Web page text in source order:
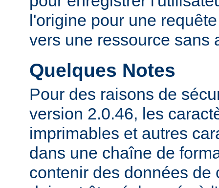
l'origine pour une
vers une ressource sans
Quelques Notes
Pour des raisons de
version 2.0.46, les
imprimables et autres
dans une chaîne de
contenir des données de